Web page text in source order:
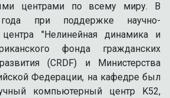
центрами по всему миру. В
при поддержке научно-
центра "Нелинейная динамика и
фонда гражданских
(CRDF) и Министерства
Федерации, на кафедре был
компьютерный центр K52,